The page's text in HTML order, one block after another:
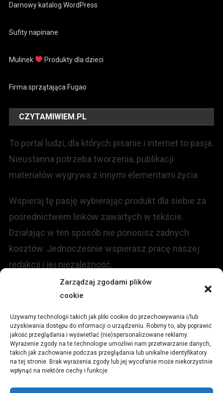
Zarządzaj zgodami plików
cookie
Używamy technologii takich jak pliki cookie do przechowywania i/lub
uzyskiwania dostępu do informacji o urządzeniu. Robimy to, aby poprawić
jakość przeglądania i wyświetlać (nie)spersonalizowane reklamy.
Wyrażenie zgody na te technologie umożliwi nam przetwarzanie danych,
takich jak zachowanie podczas przeglądania lub unikalne identyfikatory
na tej stronie. Brak wyrażenia zgody lub jej wycofanie może niekorzystnie
wpłynąć na niektóre cechy i funkcje.
Darnowy katalog WordPress
Sufity napinane
Mulinek Produkty dla dzieci
Firma sprzątająca Fugao
CZYTAMIWIEM.PL
To portal ludzi, dla których pisanie i internet to pasja.
Nieustanna potrzeba tworzenia, publikacji
materiałów wygrywa z innymi elementami życia
Wspieraj tę pasję wybierając produkt dla siebie za
pośrednictwem linków zawartych w tekście.
Działając w ten sposób nie ponosisz żadnych
kosztów. Jednocześnie wspierasz pracę naszej
redakcji i jej niezależność.
Redakcja portalu:
ul.Stara 13, 42-600 Tarnowskie Góry
TEL:+48 509 547 822